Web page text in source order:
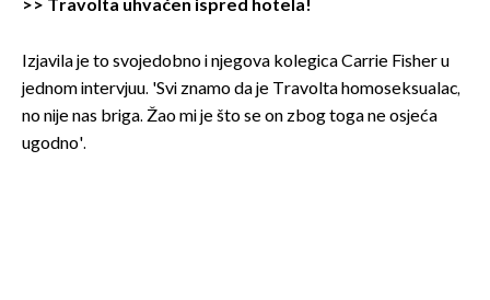
>> Travolta uhvaćen ispred hotela!
Izjavila je to svojedobno i njegova kolegica Carrie Fisher u
jednom intervjuu. 'Svi znamo da je Travolta homoseksualac,
no nije nas briga. Žao mi je što se on zbog toga ne osjeća
ugodno'.